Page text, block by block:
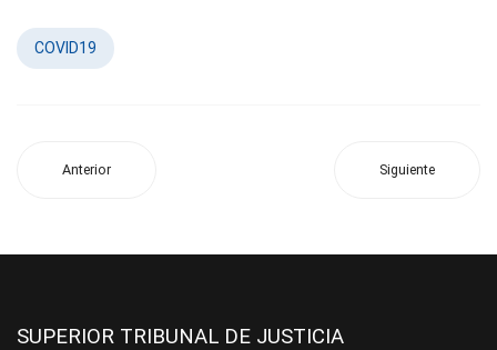
COVID19
Anterior Siguiente
SUPERIOR TRIBUNAL DE JUSTICIA